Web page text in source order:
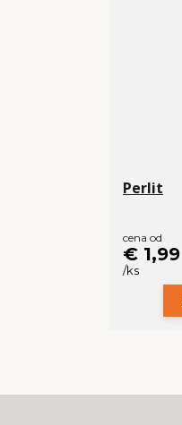
Perlit
cena od
€ 1,99
/ks